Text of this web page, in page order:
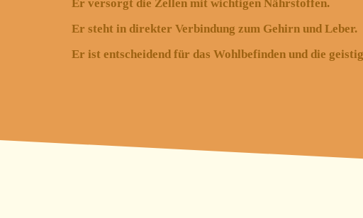
Er versorgt die Zellen mit wichtigen Nährstoffen.
Er steht in direkter Verbindung zum Gehirn und Leber.
Er ist entscheidend für das Wohlbefinden und die